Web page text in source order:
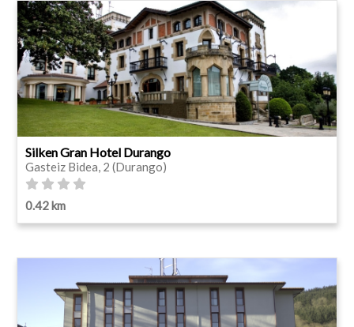
Silken Gran Hotel Durango
Gasteiz Bidea, 2 (Durango)
0.42 km